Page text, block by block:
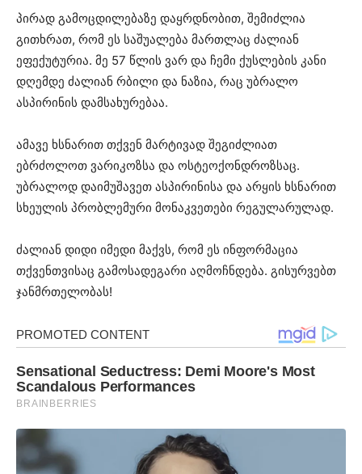
პირად გამოცდილებაზე დაყრდნობით, შემიძლია
გითხრათ, რომ ეს საშუალება მართლაც ძალიან
ეფექუტურია. მე 57 წლის ვარ და ჩემი ქუსლების კანი
დღემდე ძალიან რბილი და ნაზია, რაც უბრალო
ასპირინის დამსახურებაა.
ამავე ხსნარით თქვენ მარტივად შეგიძლიათ
ებრძოლოთ ვარიკოზსა და ოსტეოქონდროზსაც.
უბრალოდ დაიმუშავეთ ასპირინისა და არყის ხსნარით
სხეულის პრობლემური მონაკვეთები რეგულარულად.
ძალიან დიდი იმედი მაქვს, რომ ეს ინფორმაცია
თქვენთვისაც გამოსადეგარი აღმოჩნდება. გისურვებთ
ჯანმრთელობას!